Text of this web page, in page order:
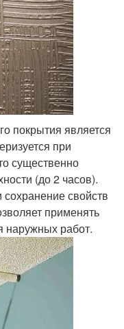
покрытия является
при
существенно
(до 2 часов).
сохранение свойств
применять
наружных работ.